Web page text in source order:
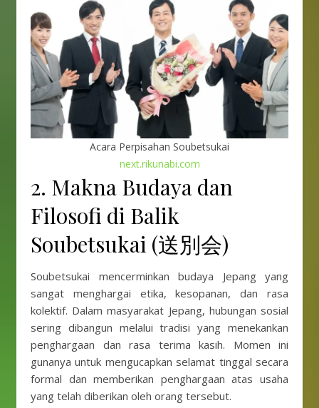
Acara Perpisahan Soubetsukai
next.rikunabi.com
2. Makna Budaya dan
Filosofi di Balik
Soubetsukai (送別会)
Soubetsukai mencerminkan budaya Jepang yang
sangat menghargai etika, kesopanan, dan rasa
kolektif. Dalam masyarakat Jepang, hubungan sosial
sering dibangun melalui tradisi yang menekankan
penghargaan dan rasa terima kasih. Momen ini
gunanya untuk mengucapkan selamat tinggal secara
formal dan memberikan penghargaan atas usaha
yang telah diberikan oleh orang tersebut.